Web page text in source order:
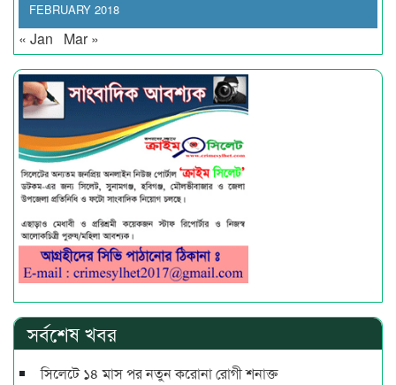
FEBRUARY 2018
« Jan Mar »
সর্বশেষ খবর
সিলেটে ১৪ মাস পর নতুন করোনা রোগী শনাক্ত